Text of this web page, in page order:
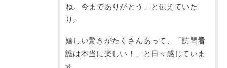
ね。今までありがとう」と伝えていた
り。
嬉しい驚きがたくさんあって、「訪問看
護は本当に楽しい！」と日々感じていま